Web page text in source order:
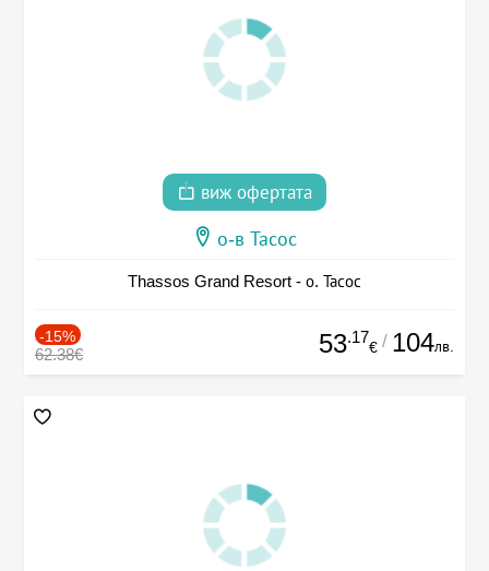
виж офертата
о-в Тасос
Thassos Grand Resort - о. Тасос
-15%
62.38€ 53.17
€ / 104лв.